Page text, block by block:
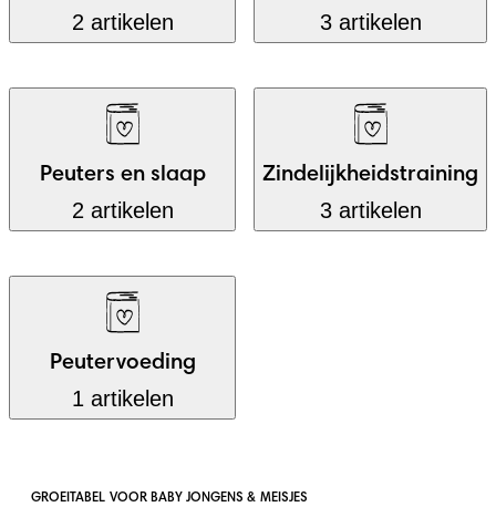
GROEITABEL VOOR BABY JONGENS & MEISJES
2 artikelen 3 artikelen
Peuters en slaap
2 artikelen
Zindelijkheidstraining
3 artikelen
Peutervoeding
1 artikelen